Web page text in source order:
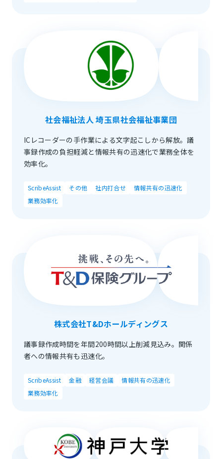
社会福祉法人 埼玉県社会福祉事業団
ICレコーダーの手作業による文字起こしから解放。議
事録作成の負担軽減と情報共有の迅速化で業務全体を
効率化。
ScribeAssist その他 社内打合せ
情報共有の迅速化
業務効率化
株式会社T&Dホールディングス
議事録作成時間を年間200時間以上削減見込み。関係
者への情報共有も迅速化。
ScribeAssist 金融 経営会議
情報共有の迅速化
業務効率化